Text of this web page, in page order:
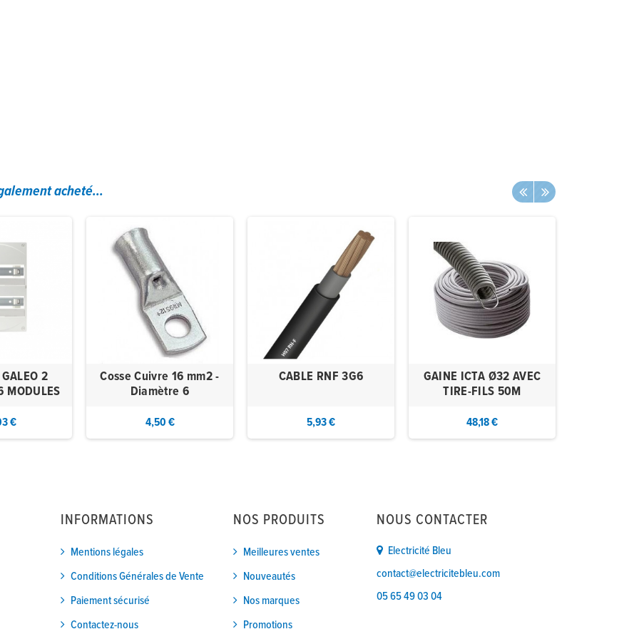
acheté...
2
MODULES
€
Cosse Cuivre 16 mm2 -
Diamètre 6
4,50 €
CABLE RNF 3G6
5,93 €
GAINE ICTA Ø32 AVEC
TIRE-FILS 50M
48,18 €
INFORMATIONS
Mentions légales
Conditions Générales de Vente
Paiement sécurisé
Contactez-nous
NOS PRODUITS
Meilleures ventes
Nouveautés
Nos marques
Promotions
NOUS CONTACTER
Electricité Bleu
contact@electricitebleu.com
05 65 49 03 04